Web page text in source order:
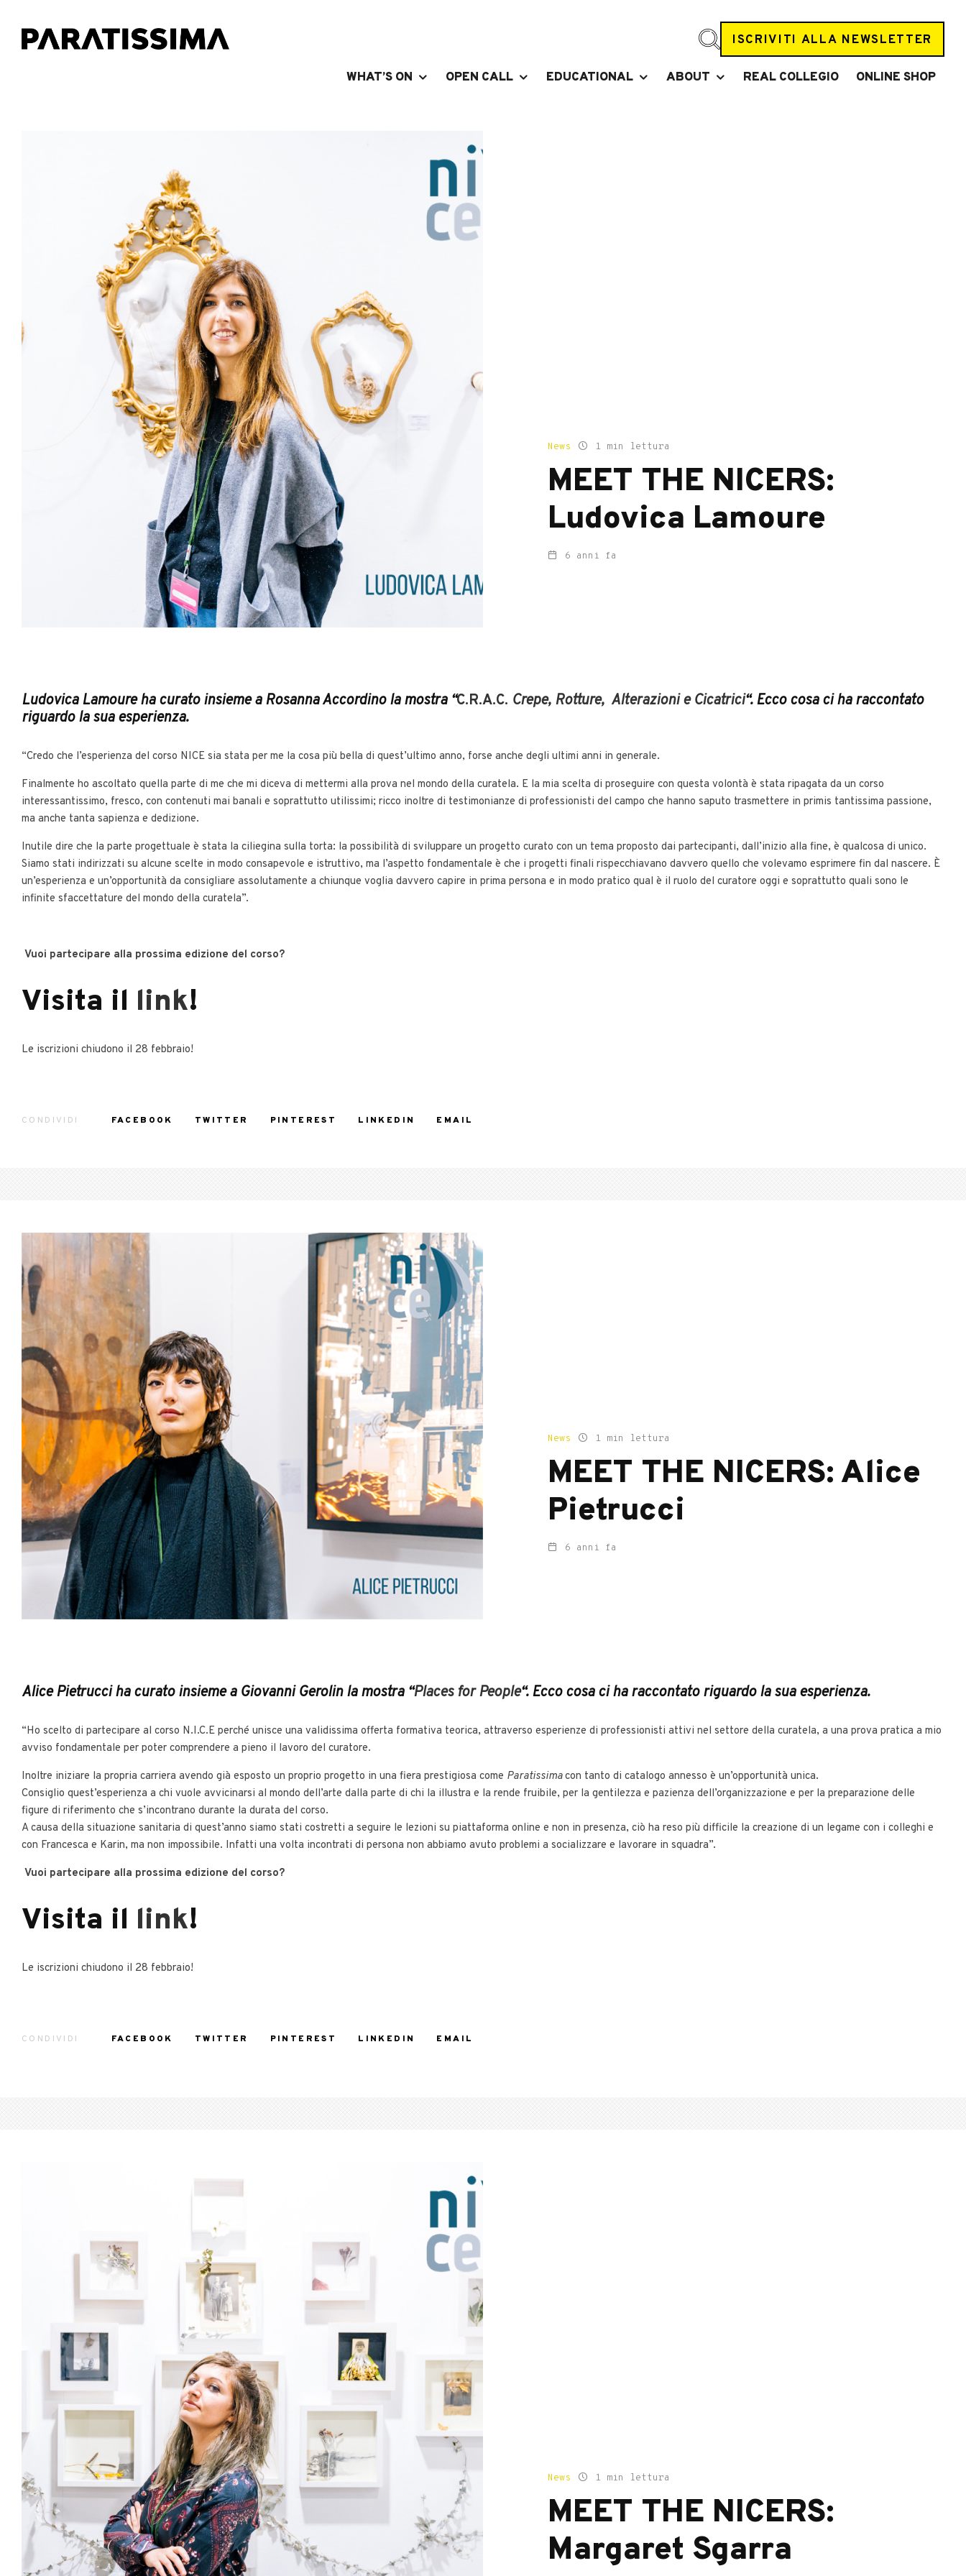
ISCRIVITI ALLA NEWSLETTER
WHAT’S ON OPEN CALL EDUCATIONAL ABOUT REAL COLLEGIO ONLINE SHOP
News 1 min lettura
MEET THE NICERS:
Ludovica Lamoure
6 anni fa
Ludovica Lamoure ha curato insieme a Rosanna Accordino la mostra “C.R.A.C. Crepe, Rotture, Alterazioni e Cicatrici“. Ecco cosa ci ha raccontato
riguardo la sua esperienza.
“Credo che l’esperienza del corso NICE sia stata per me la cosa più bella di quest’ultimo anno, forse anche degli ultimi anni in generale.
Finalmente ho ascoltato quella parte di me che mi diceva di mettermi alla prova nel mondo della curatela. E la mia scelta di proseguire con questa volontà è stata ripagata da un corso
interessantissimo, fresco, con contenuti mai banali e soprattutto utilissimi; ricco inoltre di testimonianze di professionisti del campo che hanno saputo trasmettere in primis tantissima passione,
ma anche tanta sapienza e dedizione.
Inutile dire che la parte progettuale è stata la ciliegina sulla torta: la possibilità di sviluppare un progetto curato con un tema proposto dai partecipanti, dall’inizio alla fine, è qualcosa di unico.
Siamo stati indirizzati su alcune scelte in modo consapevole e istruttivo, ma l’aspetto fondamentale è che i progetti finali rispecchiavano davvero quello che volevamo esprimere fin dal nascere. È
un’esperienza e un’opportunità da consigliare assolutamente a chiunque voglia davvero capire in prima persona e in modo pratico qual è il ruolo del curatore oggi e soprattutto quali sono le
infinite sfaccettature del mondo della curatela”.
Vuoi partecipare alla prossima edizione del corso?
Visita il link!
Le iscrizioni chiudono il 28 febbraio!
CONDIVIDI FACEBOOK TWITTER PINTEREST LINKEDIN EMAIL
News 1 min lettura
MEET THE NICERS: Alice
Pietrucci
6 anni fa
Alice Pietrucci ha curato insieme a Giovanni Gerolin la mostra “Places for People“. Ecco cosa ci ha raccontato riguardo la sua esperienza.
“Ho scelto di partecipare al corso N.I.C.E perché unisce una validissima offerta formativa teorica, attraverso esperienze di professionisti attivi nel settore della curatela, a una prova pratica a mio
avviso fondamentale per poter comprendere a pieno il lavoro del curatore.
Inoltre iniziare la propria carriera avendo già esposto un proprio progetto in una fiera prestigiosa come Paratissimacon tanto di catalogo annesso è un’opportunità unica.
Consiglio quest’esperienza a chi vuole avvicinarsi al mondo dell’arte dalla parte di chi la illustra e la rende fruibile, per la gentilezza e pazienza dell’organizzazione e per la preparazione delle
figure di riferimento che s’incontrano durante la durata del corso.
A causa della situazione sanitaria di quest’anno siamo stati costretti a seguire le lezioni su piattaforma online e non in presenza, ciò ha reso più difficile la creazione di un legame con i colleghi e
con Francesca e Karin, ma non impossibile. Infatti una volta incontrati di persona non abbiamo avuto problemi a socializzare e lavorare in squadra”.
Vuoi partecipare alla prossima edizione del corso?
Visita il link!
Le iscrizioni chiudono il 28 febbraio!
CONDIVIDI FACEBOOK TWITTER PINTEREST LINKEDIN EMAIL
News 1 min lettura
MEET THE NICERS:
Margaret Sgarra